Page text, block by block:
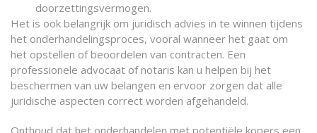
doorzettingsvermogen.
Het is ook belangrijk om juridisch advies in te winnen tijdens
het onderhandelingsproces, vooral wanneer het gaat om
het opstellen of beoordelen van contracten. Een
professionele advocaat of notaris kan u helpen bij het
beschermen van uw belangen en ervoor zorgen dat alle
juridische aspecten correct worden afgehandeld.
Onthoud dat het onderhandelen met potentiële kopers een